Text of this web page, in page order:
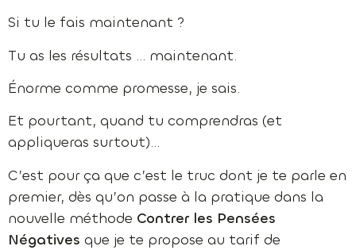
Si tu le fais maintenant ?
Tu as les résultats … maintenant.
Énorme comme promesse, je sais.
Et pourtant, quand tu comprendras (et
appliqueras surtout)…
C’est pour ça que c’est le truc dont je te parle en
premier, dès qu’on passe à la pratique dans la
nouvelle méthode Contrer les Pensées
Négatives que je te propose au tarif de